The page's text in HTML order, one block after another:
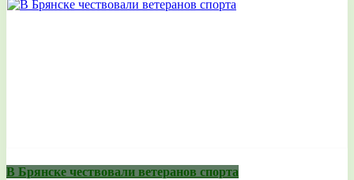
В Брянске чествовали ветеранов спорта